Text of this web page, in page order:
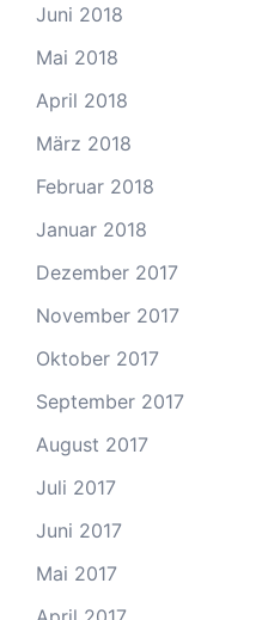
Juni 2018
Mai 2018
April 2018
März 2018
Februar 2018
Januar 2018
Dezember 2017
November 2017
Oktober 2017
September 2017
August 2017
Juli 2017
Juni 2017
Mai 2017